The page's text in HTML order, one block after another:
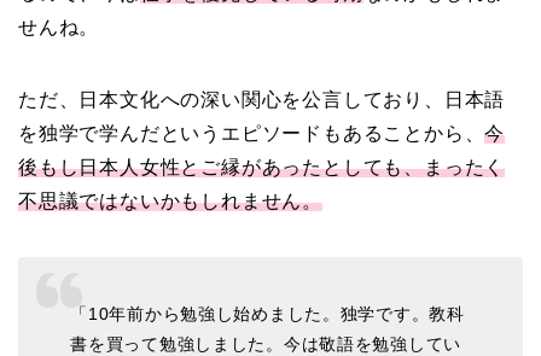
田村淳と嫁・香那の結婚
馴れ初めは友人の紹介！
破局から復縁へ
関西出身の癒し系美人！
元タレントで交際期間約
せんね。
ただ、日本文化への深い関心を公言しており、日本語
を独学で学んだというエピソードもあることから、今
後もし日本人女性とご縁があったとしても、まったく
不思議ではないかもしれません。
「10年前から勉強し始めました。独学です。教科
書を買って勉強しました。今は敬語を勉強してい